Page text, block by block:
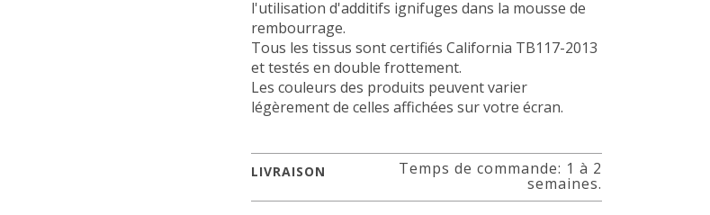
l'utilisation d'additifs ignifuges dans la mousse de
rembourrage.
Tous les tissus sont certifiés California TB117-2013
et testés en double frottement.
Les couleurs des produits peuvent varier
légèrement de celles affichées sur votre écran.
LIVRAISON Temps de commande: 1 à 2
semaines.